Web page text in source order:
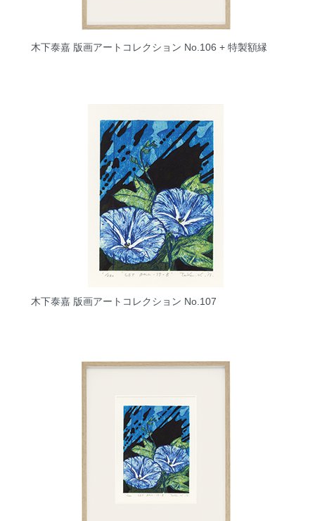
木下泰嘉 版画アートコレクション No.106 + 特製額縁
木下泰嘉 版画アートコレクション No.107